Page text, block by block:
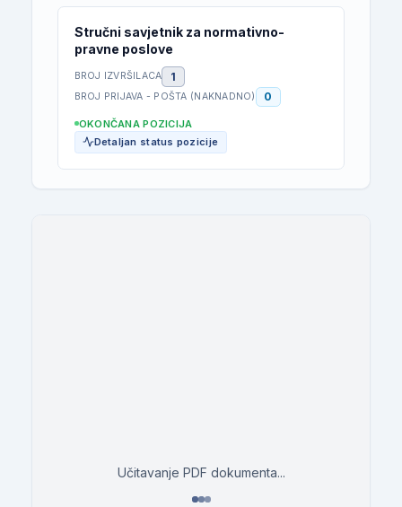
Stručni savjetnik za normativno-
pravne poslove
BROJ IZVRŠILACA 1
BROJ PRIJAVA - POŠTA (NAKNADNO) 0
OKONČANA POZICIJA
Detaljan status pozicije
Učitavanje PDF dokumenta...